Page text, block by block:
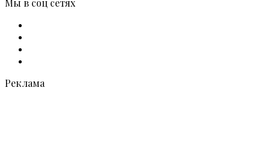
Мы в соц сетях
Реклама